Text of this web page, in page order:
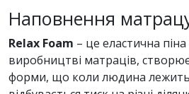
Наповнення
Relax Foam – це еластична
виробництві матраців,
форми, що коли людина лежить